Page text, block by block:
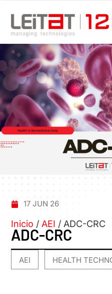
17 JUN 26
Inicio / AEI / ADC-CRC
ADC-CRC
AEI HEALTH